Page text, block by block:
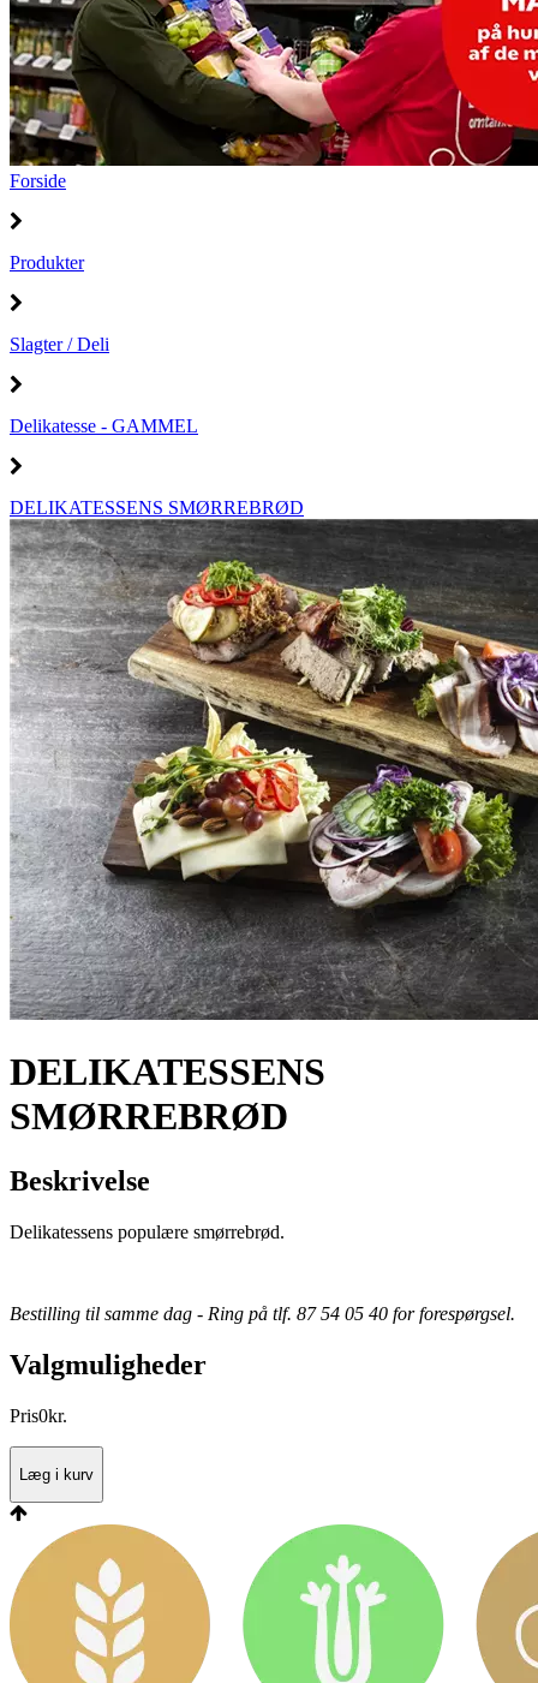
Forside
Produkter
Slagter / Deli
Delikatesse - GAMMEL
DELIKATESSENS SMØRREBRØD
DELIKATESSENS
SMØRREBRØD
Beskrivelse
Delikatessens populære smørrebrød.
Bestilling til samme dag - Ring på tlf. 87 54 05 40 for forespørgsel.
Valgmuligheder
Pris0kr.
Læg i kurv